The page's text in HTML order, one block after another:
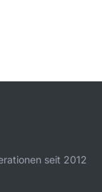
seit 2012